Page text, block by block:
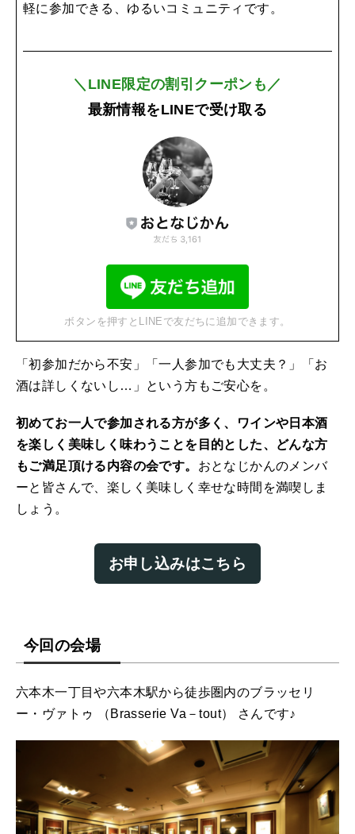
軽に参加できる、ゆるいコミュニティです。
＼LINE限定の割引クーポンも／
最新情報をLINEで受け取る
ボタンを押すとLINEで友だちに追加できます。
「初参加だから不安」「一人参加でも大丈夫？」「お
酒は詳しくないし…」という方もご安心を。
初めてお一人で参加される方が多く、ワインや日本酒
を楽しく美味しく味わうことを目的とした、どんな方
もご満足頂ける内容の会です。 おとなじかんのメンバ
ーと皆さんで、楽しく美味しく幸せな時間を満喫しま
しょう。
お申し込みはこちら
今回の会場
六本木一丁目や六本木駅から徒歩圏内のブラッセリ
ー・ヴァトゥ （Brasserie Va－tout） さんです♪